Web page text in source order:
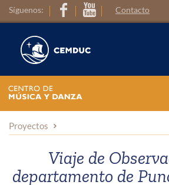
Síguenos: Contacto
Proyectos
Viaje de
departamento de